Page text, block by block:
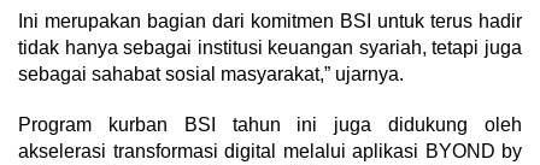
Ini merupakan bagian dari komitmen BSI untuk terus hadir
tidak hanya sebagai institusi keuangan syariah, tetapi juga
sebagai sahabat sosial masyarakat,” ujarnya.
Program kurban BSI tahun ini juga didukung oleh
akselerasi transformasi digital melalui aplikasi BYOND by